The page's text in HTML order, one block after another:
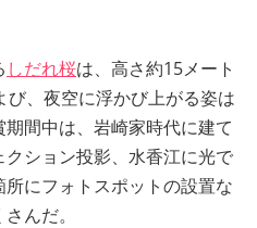
しだれ桜は、高さ約15メート
、夜空に浮かび上がる姿は
間中は、岩崎家時代に建て
ション投影、水香江に光で
所にフォトスポットの設置な
んだ。